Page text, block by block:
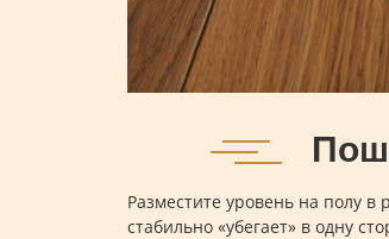
Разместите уровень на полу в
стабильно «убегает» в одну